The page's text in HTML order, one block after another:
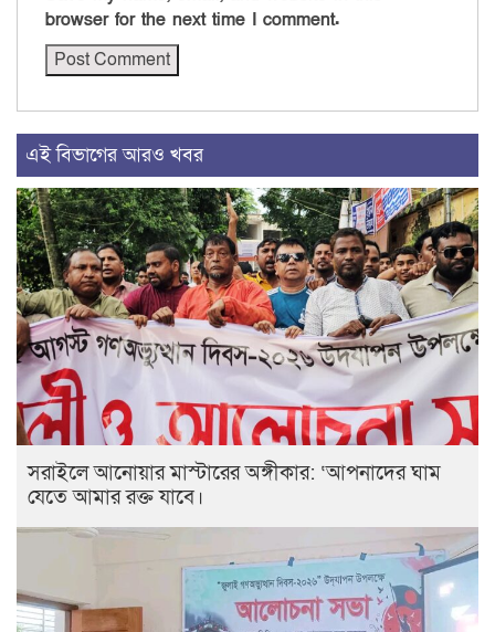
browser for the next time I comment.
এই বিভাগের আরও খবর
সরাইলে আনোয়ার মাস্টারের অঙ্গীকার: ‘আপনাদের ঘাম
যেতে আমার রক্ত যাবে।